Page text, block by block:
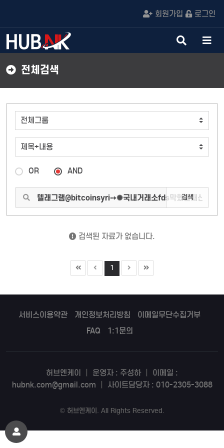
회원가입 로그인
검
색
메
뉴
전체검색
OR AND
검색
검색된 자료가 없습니다.
1
서비스이용약관 개인정보처리방침
이메일무단수집거부
FAQ
1:1문의
허브엔케이 운영자 : 주성하
이메일 :
hubnk.com@gmail.com
사이트담당자 : 010-2305-3088
© 허브엔케이 . All Rights Reserved.